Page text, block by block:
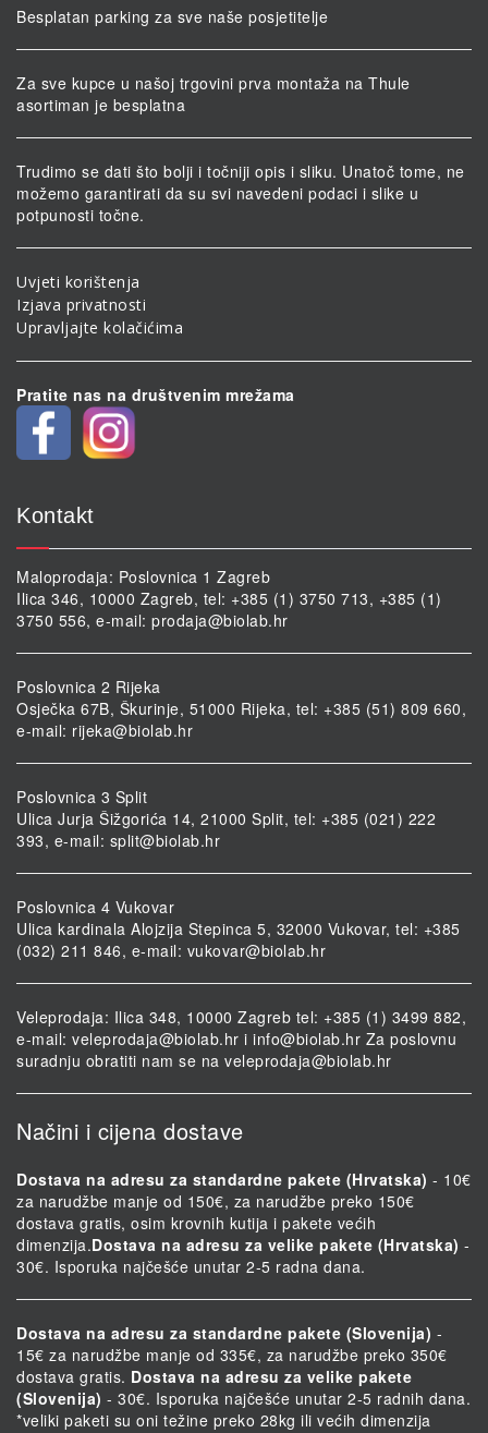
Besplatan parking za sve naše posjetitelje
Za sve kupce u našoj trgovini prva montaža na Thule
asortiman je besplatna
Trudimo se dati što bolji i točniji opis i sliku. Unatoč tome, ne
možemo garantirati da su svi navedeni podaci i slike u
potpunosti točne.
Uvjeti korištenja
Izjava privatnosti
Upravljajte kolačićima
Pratite nas na društvenim mrežama
Kontakt
Maloprodaja: Poslovnica 1 Zagreb
Ilica 346, 10000 Zagreb, tel: +385 (1) 3750 713, +385 (1)
3750 556, e-mail: prodaja@biolab.hr
Poslovnica 2 Rijeka
Osječka 67B, Škurinje, 51000 Rijeka, tel: +385 (51) 809 660,
e-mail: rijeka@biolab.hr
Poslovnica 3 Split
Ulica Jurja Šižgorića 14, 21000 Split, tel: +385 (021) 222
393, e-mail: split@biolab.hr
Poslovnica 4 Vukovar
Ulica kardinala Alojzija Stepinca 5, 32000 Vukovar, tel: +385
(032) 211 846, e-mail: vukovar@biolab.hr
Veleprodaja: Ilica 348, 10000 Zagreb tel: +385 (1) 3499 882,
e-mail: veleprodaja@biolab.hr i info@biolab.hr Za poslovnu
suradnju obratiti nam se na veleprodaja@biolab.hr
Načini i cijena dostave
Dostava na adresu za standardne pakete (Hrvatska) - 10€
za narudžbe manje od 150€, za narudžbe preko 150€
dostava gratis, osim krovnih kutija i pakete većih
dimenzija.Dostava na adresu za velike pakete (Hrvatska) -
30€. Isporuka najčešće unutar 2-5 radna dana.
Dostava na adresu za standardne pakete (Slovenija) -
15€ za narudžbe manje od 335€, za narudžbe preko 350€
dostava gratis. Dostava na adresu za velike pakete
(Slovenija) - 30€. Isporuka najčešće unutar 2-5 radnih dana.
*veliki paketi su oni težine preko 28kg ili većih dimenzija